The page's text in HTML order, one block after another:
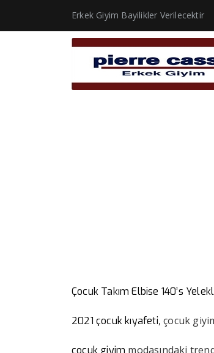
Erkek Giyim Bayilikler Verilecektir
Çocuk Takım Elbise 140’s
2021 çocuk kıyafeti, çocuk
çocuk giyim modasındaki